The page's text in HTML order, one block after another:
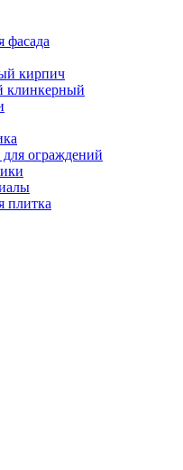
фасада
кирпич
клинкерный
ограждений
плитка